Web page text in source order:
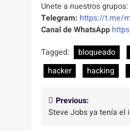
Unete a nuestros grupos:
Telegram: https://t.me/
Canal de WhatsApp
Tagged:
bloqueado
hacker
hacking
Navegación
de
Previous:
Steve Jobs ya tenía el